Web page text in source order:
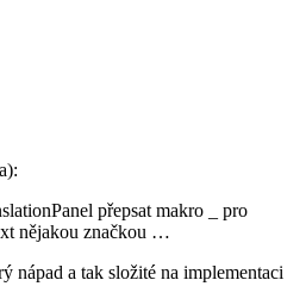
přepsat makro _ pro
nějakou značkou …
nápad a tak složité na implementaci